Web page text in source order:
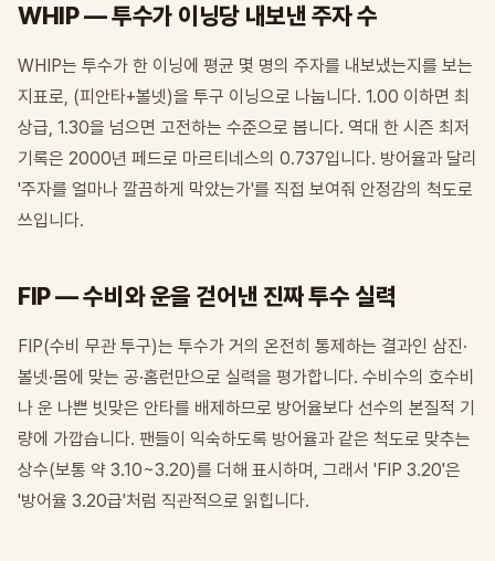
WHIP — 투수가 이닝당 내보낸 주자 수
WHIP는 투수가 한 이닝에 평균 몇 명의 주자를 내보냈는지를 보는
지표로, (피안타+볼넷)을 투구 이닝으로 나눕니다. 1.00 이하면 최
상급, 1.30을 넘으면 고전하는 수준으로 봅니다. 역대 한 시즌 최저
기록은 2000년 페드로 마르티네스의 0.737입니다. 방어율과 달리
'주자를 얼마나 깔끔하게 막았는가'를 직접 보여줘 안정감의 척도로
쓰입니다.
FIP — 수비와 운을 걷어낸 진짜 투수 실력
FIP(수비 무관 투구)는 투수가 거의 온전히 통제하는 결과인 삼진·
볼넷·몸에 맞는 공·홈런만으로 실력을 평가합니다. 수비수의 호수비
나 운 나쁜 빗맞은 안타를 배제하므로 방어율보다 선수의 본질적 기
량에 가깝습니다. 팬들이 익숙하도록 방어율과 같은 척도로 맞추는
상수(보통 약 3.10~3.20)를 더해 표시하며, 그래서 'FIP 3.20'은
'방어율 3.20급'처럼 직관적으로 읽힙니다.